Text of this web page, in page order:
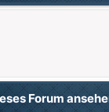
Forum